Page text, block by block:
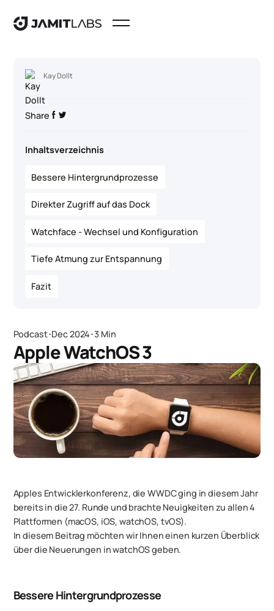
Podcast･Dec 2024･3 Min
Apple WatchOS 3
Apples Entwicklerkonferenz, die WWDC ging in diesem Jahr
bereits in die 27. Runde und brachte Neuigkeiten zu allen 4
Plattformen (macOS, iOS, watchOS, tvOS).
In diesem Beitrag möchten wir Ihnen einen kurzen Überblick
über die Neuerungen in watchOS geben.
Bessere Hintergrundprozesse
Kay Dollt
Share
Inhaltsverzeichnis
Bessere Hintergrundprozesse
Direkter Zugriff auf das Dock
Watchface - Wechsel und Konfiguration
Tiefe Atmung zur Entspannung
Fazit